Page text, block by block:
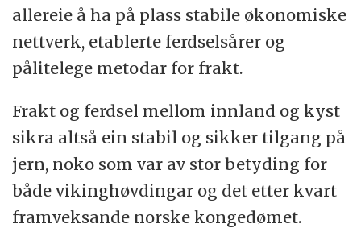
allereie å ha på plass stabile økonomiske
nettverk, etablerte ferdselsårer og
pålitelege metodar for frakt.
Frakt og ferdsel mellom innland og kyst
sikra altså ein stabil og sikker tilgang på
jern, noko som var av stor betyding for
både vikinghøvdingar og det etter kvart
framveksande norske kongedømet.